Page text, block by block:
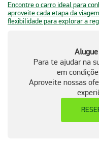
Encontre o carro ideal para
aproveite cada etapa da
flexibilidade para explorar a
Para te ajudar na
em
Aproveite nossas